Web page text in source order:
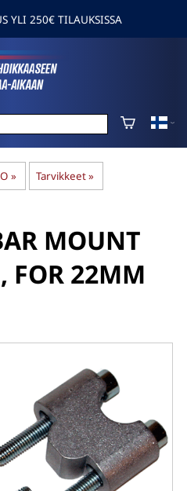
YLI 250€ TILAUKSISSA
‪» Tarvikkeet‪»
MOUNT
FOR 22MM